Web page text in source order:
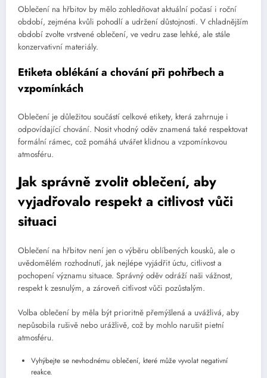
Oblečení na hřbitov by mělo zohledňovat aktuální počasí i roční
období, zejména kvůli pohodlí a udržení důstojnosti. V chladnějším
období zvolte vrstvené oblečení, ve vedru zase lehké, ale stále
konzervativní materiály.
Etiketa oblékání a chování při pohřbech a
vzpomínkách
Oblečení je důležitou součástí celkové etikety, která zahrnuje i
odpovídající chování. Nosit vhodný oděv znamená také respektovat
formální rámec, což pomáhá utvářet klidnou a vzpomínkovou
atmosféru.
Jak správně zvolit oblečení, aby
vyjadřovalo respekt a citlivost vůči
situaci
Oblečení na hřbitov není jen o výběru oblíbených kousků, ale o
uvědomělém rozhodnutí, jak nejlépe vyjádřit úctu, citlivost a
pochopení významu situace. Správný oděv odráží naši vážnost,
respekt k zesnulým, a zároveň citlivost vůči pozůstalým.
Volba oblečení by měla být prioritně přemýšlená a uvážlivá, aby
nepůsobila rušivě nebo urážlivě, což by mohlo narušit pietní
atmosféru.
Vyhýbejte se nevhodnému oblečení, které může vyvolat negativní
reakce.